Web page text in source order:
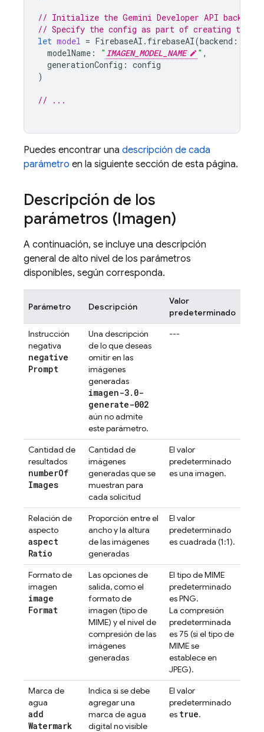
// Initialize the Gemini Developer API backend
// Specify the config as part of creating the
let model = FirebaseAI . firebaseAI(backend :
modelName : " IMAGEN_MODEL_NAME " ,
generationConfig : config
)
// ...
Puedes encontrar una descripción de cada
parámetro en la siguiente sección de esta página.
Descripción de los
parámetros (Imagen)
A continuación, se incluye una descripción
general de alto nivel de los parámetros
disponibles, según corresponda.
Parámetro Descripción
Valor
predeterminado
Instrucción
negativa
negative
Prompt
Una descripción
de lo que deseas
omitir en las
imágenes
generadas
imagen-3.0-
generate-002
aún no admite
este parámetro.
---
Cantidad de
resultados
numberOf
Images
Cantidad de
imágenes
generadas que se
muestran para
cada solicitud
El valor
predeterminado
es una imagen.
Relación de
aspecto
aspect
Ratio
Proporción entre el
ancho y la altura
de las imágenes
generadas
El valor
predeterminado
es cuadrada (1:1).
Formato de
imagen
image
Format
Las opciones de
salida, como el
formato de
imagen (tipo de
MIME) y el nivel de
compresión de las
imágenes
generadas
El tipo de MIME
predeterminado
es PNG.
La compresión
predeterminada
es 75 (si el tipo de
MIME se
establece en
JPEG).
Marca de
agua
add
Watermark
Indica si se debe
agregar una
marca de agua
digital no visible
El valor
predeterminado
es true.